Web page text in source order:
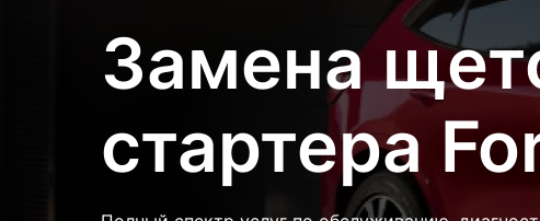
Замена
стартера